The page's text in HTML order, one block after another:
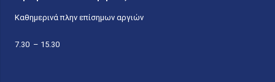
Καθημερινά πλην επίσημων αργιών
7.30 – 15.30